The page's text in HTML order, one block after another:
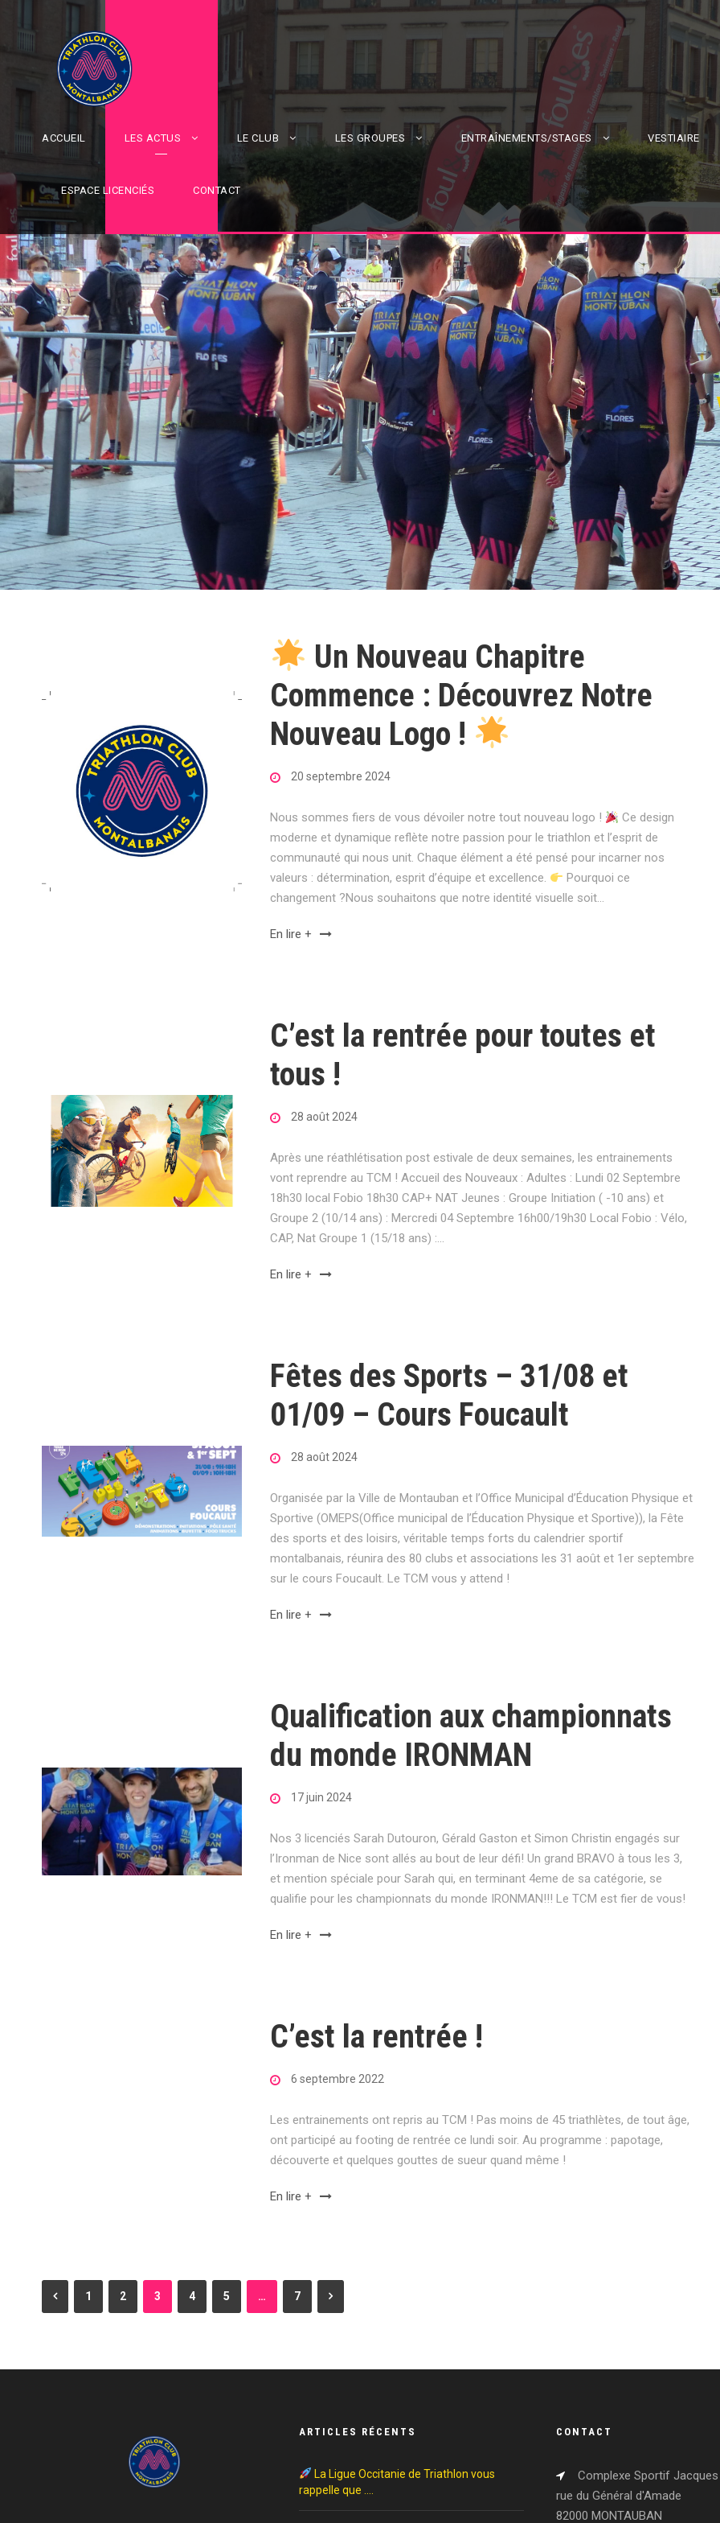
ACCUEIL LES ACTUS LE CLUB LES GROUPES ENTRAÎNEMENTS/STAGES VESTIAIRE
ESPACE LICENCIÉS CONTACT
Un Nouveau Chapitre
Commence : Découvrez Notre
Nouveau Logo !
20 septembre 2024
Nous sommes fiers de vous dévoiler notre tout nouveau logo !
Ce design
moderne et dynamique reflète notre passion pour le triathlon et l’esprit de
communauté qui nous unit. Chaque élément a été pensé pour incarner nos
valeurs : détermination, esprit d’équipe et excellence.
Pourquoi ce
changement ?Nous souhaitons que notre identité visuelle soit...
En lire +
C’est la rentrée pour toutes et
tous !
28 août 2024
Après une réathlétisation post estivale de deux semaines, les entrainements
vont reprendre au TCM ! Accueil des Nouveaux : Adultes : Lundi 02 Septembre
18h30 local Fobio 18h30 CAP+ NAT Jeunes : Groupe Initiation ( -10 ans) et
Groupe 2 (10/14 ans) : Mercredi 04 Septembre 16h00/19h30 Local Fobio : Vélo,
CAP, Nat Groupe 1 (15/18 ans) :...
En lire +
Fêtes des Sports – 31/08 et
01/09 – Cours Foucault
28 août 2024
Organisée par la Ville de Montauban et l’Office Municipal d’Éducation Physique et
Sportive (OMEPS(Office municipal de l’Éducation Physique et Sportive)), la Fête
des sports et des loisirs, véritable temps forts du calendrier sportif
montalbanais, réunira des 80 clubs et associations les 31 août et 1er septembre
sur le cours Foucault. Le TCM vous y attend !
En lire +
Qualification aux championnats
du monde IRONMAN
17 juin 2024
Nos 3 licenciés Sarah Dutouron, Gérald Gaston et Simon Christin engagés sur
l’Ironman de Nice sont allés au bout de leur défi! Un grand BRAVO à tous les 3,
et mention spéciale pour Sarah qui, en terminant 4eme de sa catégorie, se
qualifie pour les championnats du monde IRONMAN!!! Le TCM est fier de vous!
En lire +
C’est la rentrée !
6 septembre 2022
Les entrainements ont repris au TCM ! Pas moins de 45 triathlètes, de tout âge,
ont participé au footing de rentrée ce lundi soir. Au programme : papotage,
découverte et quelques gouttes de sueur quand même !
En lire +
1 2 3 4 5 … 7
ARTICLES RÉCENTS
La Ligue Occitanie de Triathlon vous
rappelle que ….
CONTACT
Complexe Sportif
rue du Général d'Amade
82000 MONTAUBAN